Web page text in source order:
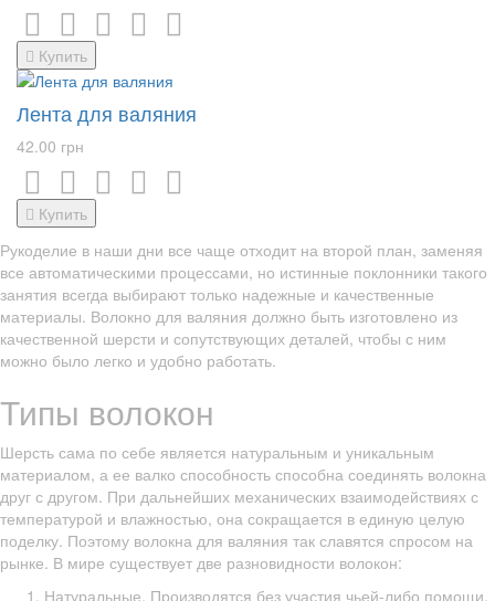
Купить
Лента для валяния
42.00 грн
Купить
Рукоделие в наши дни все чаще отходит на второй план, заменяя
все автоматическими процессами, но истинные поклонники такого
занятия всегда выбирают только надежные и качественные
материалы. Волокно для валяния должно быть изготовлено из
качественной шерсти и сопутствующих деталей, чтобы с ним
можно было легко и удобно работать.
Типы волокон
Шерсть сама по себе является натуральным и уникальным
материалом, а ее валко способность способна соединять волокна
друг с другом. При дальнейших механических взаимодействиях с
температурой и влажностью, она сокращается в единую целую
поделку. Поэтому волокна для валяния так славятся спросом на
рынке. В мире существует две разновидности волокон:
Натуральные. Производятся без участия чьей-либо помощи.